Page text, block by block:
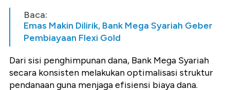
Baca:
Emas Makin Dilirik, Bank Mega Syariah Geber
Pembiayaan Flexi Gold
Dari sisi penghimpunan dana, Bank Mega Syariah
secara konsisten melakukan optimalisasi struktur
pendanaan guna menjaga efisiensi biaya dana.